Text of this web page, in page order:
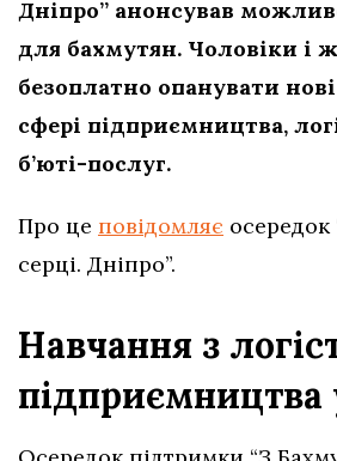
Дніпро” анонсував
для бахмутян. Чоловіки і
безоплатно опанувати
сфері підприємництва,
б’юті-послуг.
Про це повідомляє осередок
серці. Дніпро”.
Навчання з
підприємництва